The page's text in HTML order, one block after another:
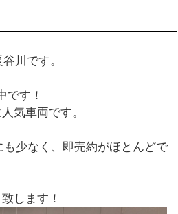
川です。
です！
気車両です。
少なく、即売約がほとんどで
します！